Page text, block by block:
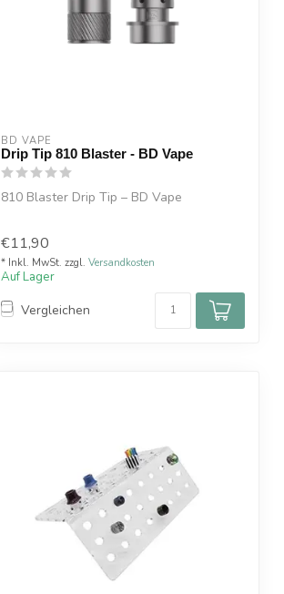
BD VAPE
Drip Tip 810 Blaster - BD Vape
810 Blaster Drip Tip – BD Vape
Perfekt für RDL/DL...
€11,90
* Inkl. MwSt. zzgl. Versandkosten
Auf Lager
Vergleichen